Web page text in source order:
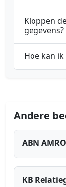
Kloppen
gegevens?
Hoe kan
Andere
ABN
KB